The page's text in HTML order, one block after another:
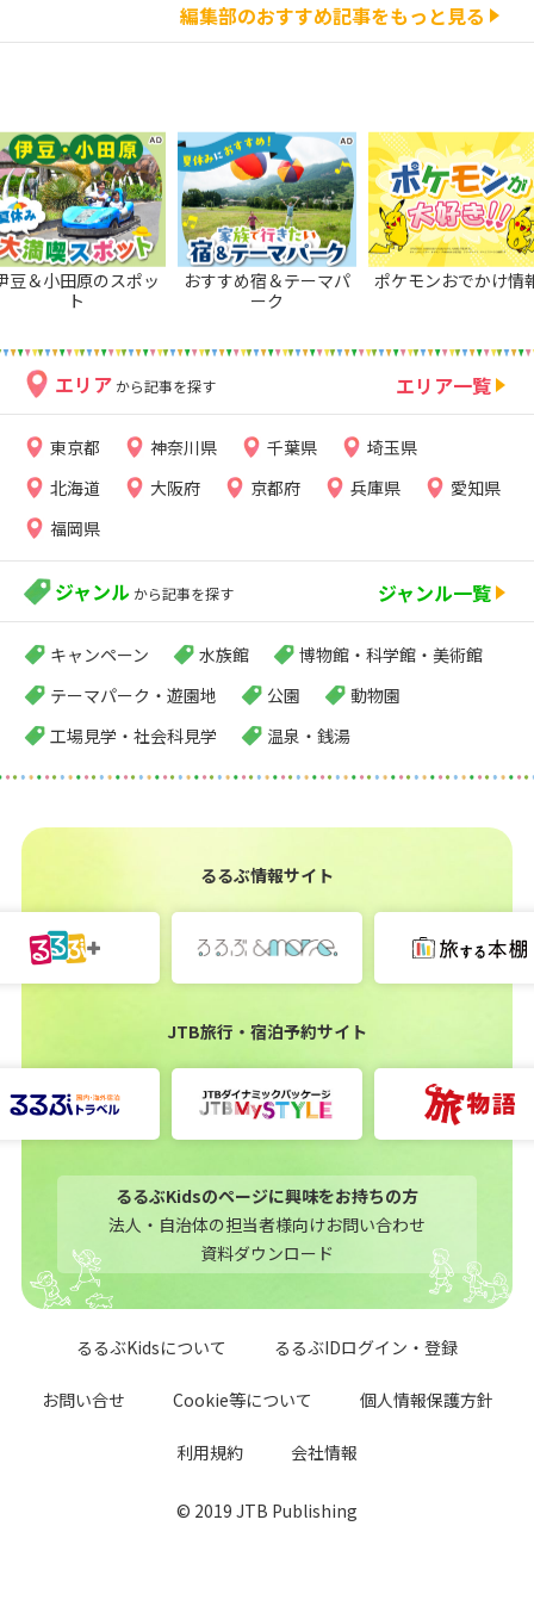
編集部のおすすめ記事をもっと見る
豆＆小田原のスポッ
ト
おすすめ宿＆テーマパ
ーク
ポケモンおでかけ情
エリア から記事を探す エリア一覧
東京都 神奈川県 千葉県
埼玉県
北海道
大阪府 京都府 兵庫県
愛知県
福岡県
ジャンル から記事を探す ジャンル一覧
キャンペーン 水族館
博物館・科学館・美術館
テーマパーク・遊園地
公園
動物園
工場見学・社会科見学
温泉・銭湯
るるぶ情報サイト
JTB旅行・宿泊予約サイト
るるぶKidsのページに興味をお持ちの方
法人・自治体の担当者様向けお問い合わせ
資料ダウンロード
るるぶKidsについて るるぶIDログイン・登録
お問い合せ Cookie等について 個人情報保護方針
利用規約 会社情報
© 2019 JTB Publishing